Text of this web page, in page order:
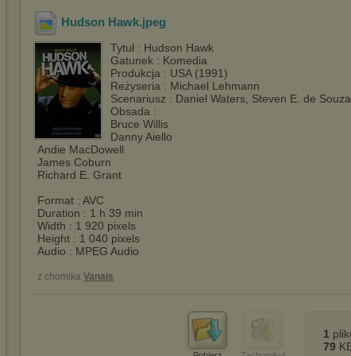
Hudson Hawk.jpeg
Tytuł : Hudson Hawk
Gatunek : Komedia
Produkcja : USA (1991)
Reżyseria : Michael Lehmann
Scenariusz : Daniel Waters, Steven E. de Souza
Obsada :
Bruce Willis
Danny Aiello
Andie MacDowell
James Coburn
Richard E. Grant
Format : AVC
Duration : 1 h 39 min
Width : 1 920 pixels
Height : 1 040 pixels
Audio : MPEG Audio
z chomika Vanais
1
79